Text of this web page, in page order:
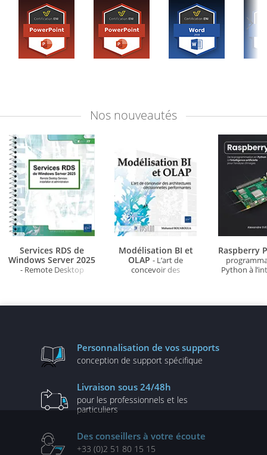
Nos nouveautés
Services RDS de
Windows Server 2025
- Remote Desktop
Modélisation BI et
OLAP - L’art de
concevoir des
Raspberry
Python à
Personnalisation de vos supports
conception de support spécifique
Livraison sous 24/48h
pour les professionnels et les
particuliers
Des conseillers à votre écoute
+33 (0)2 51 80 15 15